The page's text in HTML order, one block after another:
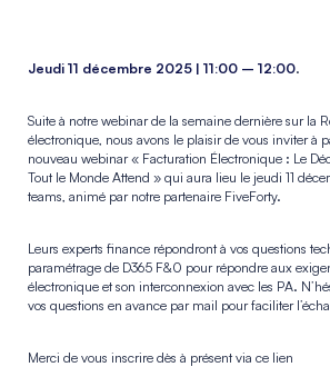
Jeudi 11 décembre 2025 | 11:00 – 12:00.
Suite à notre webinar de la semaine dernière sur la
électronique, nous avons le plaisir de vous inviter à
nouveau webinar « Facturation Électronique : Le
Tout le Monde Attend » qui aura lieu le jeudi 11
teams, animé par notre partenaire FiveForty.
Leurs experts finance répondront à vos questions
paramétrage de D365 F&0 pour répondre aux
électronique et son interconnexion avec les PA.
vos questions en avance par mail pour faciliter
Merci de vous inscrire dès à présent via ce lien